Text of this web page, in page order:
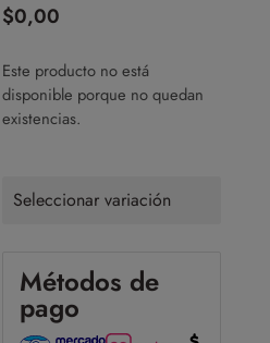
$0,00
Este producto no está
disponible porque no quedan
existencias.
Seleccionar variación
Métodos de
pago